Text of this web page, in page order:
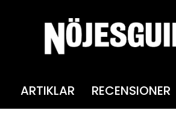
ARTIKLAR RECENSIONER